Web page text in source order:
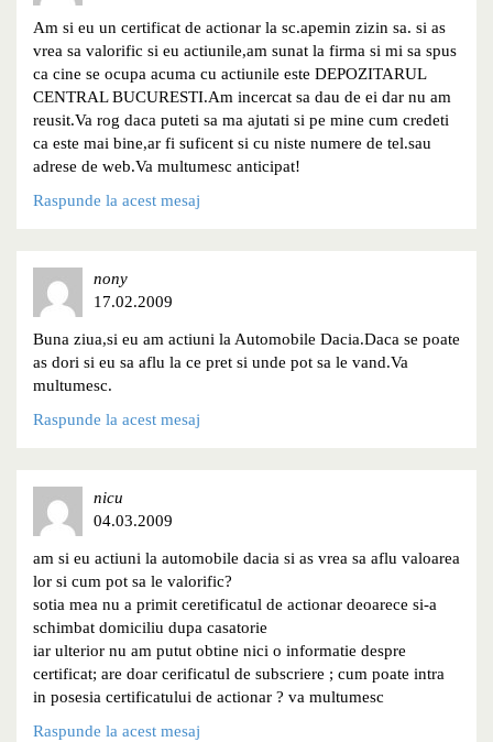
Am si eu un certificat de actionar la sc.apemin zizin sa. si as
vrea sa valorific si eu actiunile,am sunat la firma si mi sa spus
ca cine se ocupa acuma cu actiunile este DEPOZITARUL
CENTRAL BUCURESTI.Am incercat sa dau de ei dar nu am
reusit.Va rog daca puteti sa ma ajutati si pe mine cum credeti
ca este mai bine,ar fi suficent si cu niste numere de tel.sau
adrese de web.Va multumesc anticipat!
Raspunde la acest mesaj
nony
17.02.2009
Buna ziua,si eu am actiuni la Automobile Dacia.Daca se poate
as dori si eu sa aflu la ce pret si unde pot sa le vand.Va
multumesc.
Raspunde la acest mesaj
nicu
04.03.2009
am si eu actiuni la automobile dacia si as vrea sa aflu valoarea
lor si cum pot sa le valorific?
sotia mea nu a primit ceretificatul de actionar deoarece si-a
schimbat domiciliu dupa casatorie
iar ulterior nu am putut obtine nici o informatie despre
certificat; are doar cerificatul de subscriere ; cum poate intra
in posesia certificatului de actionar ? va multumesc
Raspunde la acest mesaj